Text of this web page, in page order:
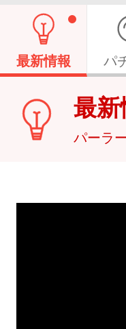
最新情報 パ
最新
パーラ